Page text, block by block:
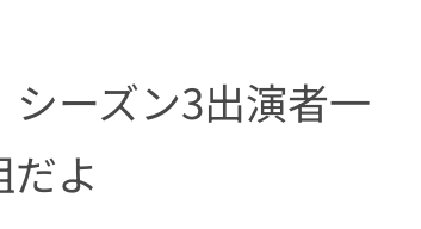
シーズン3出演者一
よ